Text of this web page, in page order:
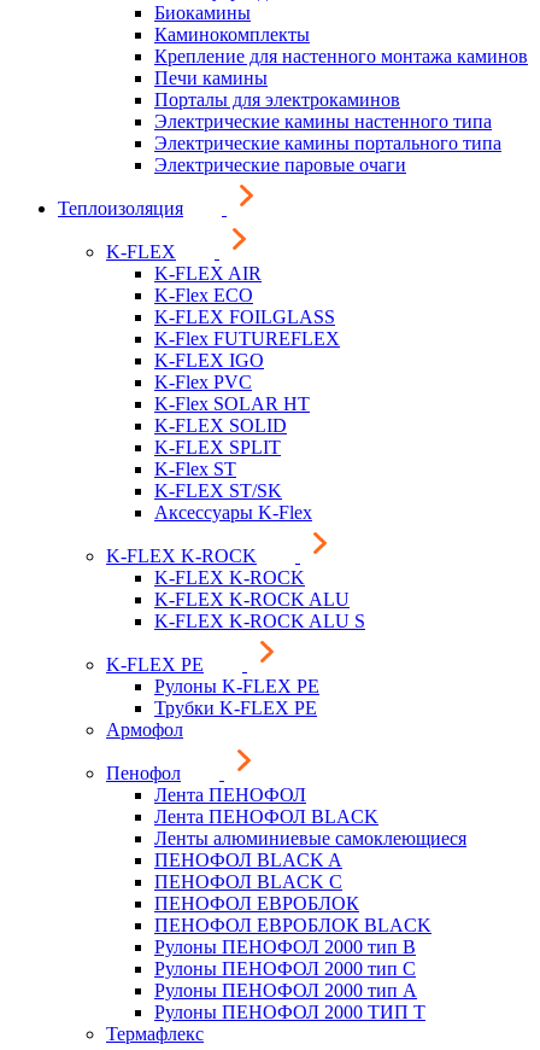
Биокамины
Каминокомплекты
Крепление для настенного монтажа каминов
Печи камины
Порталы для электрокаминов
Электрические камины настенного типа
Электрические камины портального типа
Электрические паровые очаги
Теплоизоляция
K-FLEX
K-FLEX AIR
K-Flex ECO
K-FLEX FOILGLASS
K-Flex FUTUREFLEX
K-FLEX IGO
K-Flex PVC
K-Flex SOLAR HT
K-FLEX SOLID
K-FLEX SPLIT
K-Flex ST
K-FLEX ST/SK
Аксессуары K-Flex
K-FLEX K-ROCK
K-FLEX K-ROCK
K-FLEX K-ROCK ALU
K-FLEX K-ROCK ALU S
K-FLEX PE
Рулоны K-FLEX PE
Трубки K-FLEX PE
Армофол
Пенофол
Лента ПЕНОФОЛ
Лента ПЕНОФОЛ BLACK
Ленты алюминиевые самоклеющиеся
ПЕНОФОЛ BLACK A
ПЕНОФОЛ BLACK С
ПЕНОФОЛ ЕВРОБЛОК
ПЕНОФОЛ ЕВРОБЛОК BLACK
Рулоны ПЕНОФОЛ 2000 тип B
Рулоны ПЕНОФОЛ 2000 тип C
Рулоны ПЕНОФОЛ 2000 тип А
Рулоны ПЕНОФОЛ 2000 ТИП Т
Термафлекс